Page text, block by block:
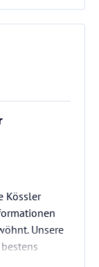
Der
mit Haus
Kössler
Unsere